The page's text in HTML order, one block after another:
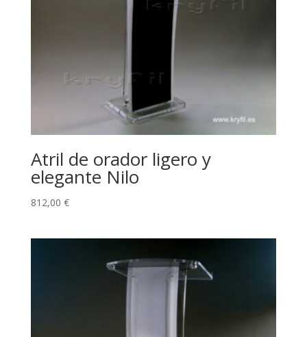
Atril de orador ligero y
elegante Nilo
812,00 €